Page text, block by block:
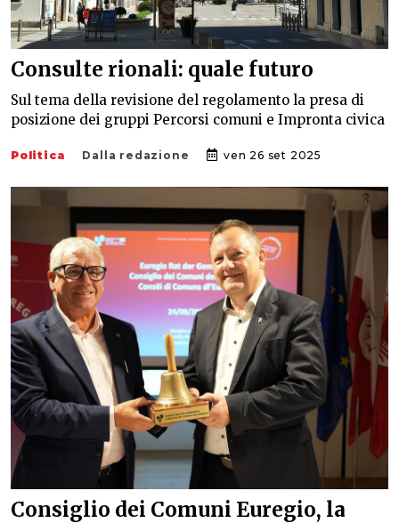
Consulte rionali: quale futuro
Sul tema della revisione del regolamento la presa di
posizione dei gruppi Percorsi comuni e Impronta civica
Politica Dalla redazione ven 26 set 2025
Consiglio dei Comuni Euregio, la